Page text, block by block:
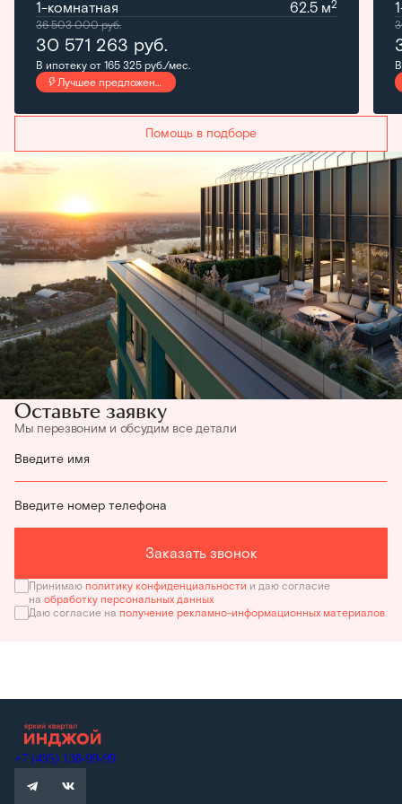
1-комнатная 62.5 м2
36 503 000руб.
30 571 263 руб.
В ипотеку от 165 325 руб./мес.
Лучшее предложение
Помощь в подборе
Оставьте заявку
Мы перезвоним и обсудим все детали
Введите имя
Введите номер телефона
Заказать звонок
Принимаю политику конфиденциальности и даю согласие
на обработку персональных данных
Даю согласие на получение рекламно-информационных материалов
+7 (495) 138-99-99